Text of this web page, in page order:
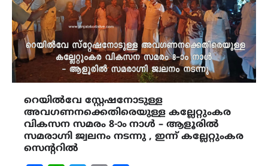
റെയിൽവേ സ്റ്റേഷനോടുള്ള
അവഗണനക്കെതിരെയുള്ള കല്ലേറ്റുംകര
വികസന സമരം 8-ാം നാൾ – ആളൂരിൽ
സമരാഗ്നി ജ്വലനം നടന്നു , ഇന്ന് കല്ലേറ്റുംകര
സെന്ററിൽ